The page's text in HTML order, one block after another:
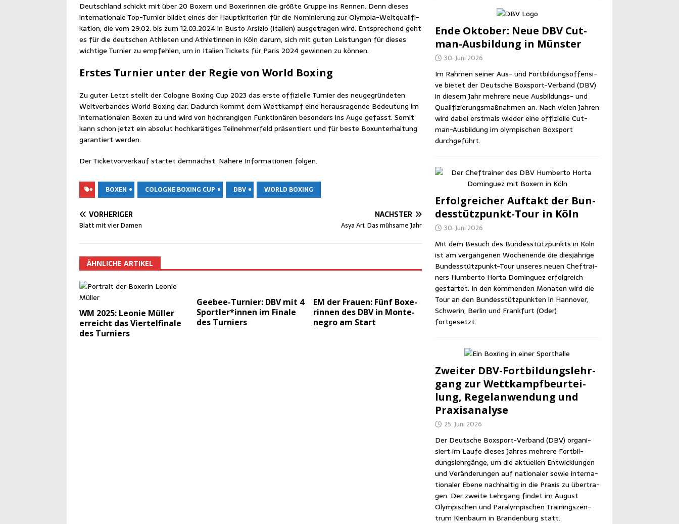
Deutsch­land schickt mit über 20 Boxern und Boxe­rin­nen die größ­te Grup­pe ins Ren­nen. Denn die­ses
inter­na­tio­na­le Top-Tur­nier bil­det eines der Haupt­kri­te­ri­en für die Nomi­nie­rung zur Olym­pia-Welt­qua­li­fi­
ka­ti­on, die vom 29.02. bis zum 12.03.2024 in Bus­to Arsi­zio (Ita­li­en) aus­ge­tra­gen wird. Ent­spre­chend geht
es für die deut­schen Ath­le­ten und Ath­le­tin­nen in Köln dar­um, sich mit guten Leis­tun­gen für die­ses
wich­ti­ge Tur­nier zu emp­feh­len, um in Ita­li­en Tickets für Paris 2024 gewin­nen zu können.
Ers­tes Tur­nier unter der Regie von World Boxing
Zu guter Letzt stellt der Colo­gne Boxing Cup 2023 das ers­te offi­zi­el­le Tur­nier des neu­ge­grün­de­ten
Welt­ver­ban­des World Boxing dar. Dadurch kommt dem Wett­kampf eine her­aus­ra­gen­de Bedeu­tung im
inter­na­tio­na­len Boxen zu und wird von hoch­ran­gi­gen Funk­tio­nä­ren beson­ders ins Auge gefasst. Somit
kann schon jetzt ein abso­lut hoch­ka­rä­ti­ges Teil­neh­mer­feld prä­sen­tiert und für bes­te Box­un­ter­hal­tung
garan­tiert werden.
Der Ticket­vor­ver­kauf star­tet dem­nächst. Nähe­re Infor­ma­tio­nen folgen.
BOXEN COLOGNE BOXING CUP DBV WORLD BOXING
VORHERIGER
Blatt mit vier Damen
NÄCHSTER
Asya Ari: Das müh­sa­me Jahr
ÄHNLICHE ARTIKEL
WM 2025: Leo­nie Mül­ler
erreicht das Vier­tel­fi­na­le
des Turniers
Geebee-Tur­nier: DBV mit 4
Sportler*innen im Fina­le
des Turniers
EM der Frau­en: Fünf Boxe­
rin­nen des DBV in Mon­te­
ne­gro am Start
Ende Okto­ber: Neue DBV Cut­
man-Aus­bil­dung in Münster
30. Juni 2026
Im Rah­men sei­ner Aus- und Fort­bil­dungs­of­fen­si­
ve bie­tet der Deut­sche Box­sport-Ver­band (DBV)
in die­sem Jahr meh­re­re neue Aus­bil­dungs- und
Qua­li­fi­zie­rungs­maß­nah­men an. Nach vie­len Jah­ren
wird dabei erst­mals wie­der eine offi­zi­el­le Cut­
man-Aus­bil­dung im olym­pi­schen Box­sport
durchgeführt.
Erfolg­rei­cher Auf­takt der Bun­
des­stütz­punkt-Tour in Köln
30. Juni 2026
Mit dem Besuch des Bun­des­stütz­punkts in Köln
ist am ver­gan­ge­nen Wochen­en­de die dies­jäh­ri­ge
Bun­des­stütz­punkt-Tour unse­res neu­en Chef­trai­
ners Hum­ber­to Horta Dom­in­guez erfolg­reich
gestar­tet. In den kom­men­den Mona­ten wird die
Tour an den Bun­des­stütz­punk­ten in Han­no­ver,
Schwe­rin, Ber­lin und Frank­furt (Oder)
fortgesetzt.
Zwei­ter DBV-Fort­bil­dungs­lehr­
gang zur Wett­kampf­be­ur­tei­
lung, Regel­an­wen­dung und
Praxisanalyse
25. Juni 2026
Der Deut­sche Box­sport-Ver­band (DBV) orga­ni­
siert im Lau­fe die­ses Jah­res meh­re­re Fort­bil­
dungs­lehr­gän­ge, um die aktu­el­len Ent­wick­lun­gen
und Ver­än­de­run­gen auf natio­na­ler sowie inter­na­
tio­na­ler Ebe­ne nach­hal­tig in die Pra­xis zu über­tra­
gen. Der zwei­te Lehr­gang fin­det im August
Olym­pi­schen und Para­lym­pi­schen Trai­nings­zen­
trum Kien­baum in Bran­den­burg statt.